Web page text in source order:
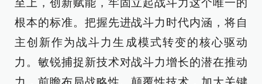
至上，创新赋能，牢固立起战斗力这个唯一的
根本的标准。把握先进战斗力时代内涵，将自
主创新作为战斗力生成模式转变的核心驱动
力。敏锐捕捉新技术对战斗力增长的潜在推动